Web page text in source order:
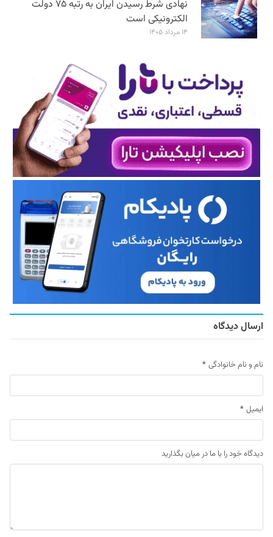
نهادی شرط رسیدن ایران به رتبه ۷۵ دولت
الکترونیکی است
۱۴ مرداد ۱۴۰۵
ارسال دیدگاه
نام و نام خانوادگی *
ایمیل *
دیدگاه خود را با ما در میان بگذارید